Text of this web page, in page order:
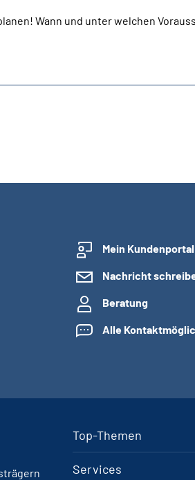
Wann und unter welchen
Mein Kundenportal
Nachricht
Beratung
Alle
Top-Themen
Services